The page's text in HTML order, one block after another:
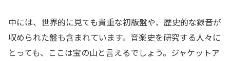
中には、世界的に見ても貴重な初版盤や、歴史的な録音が
収められた盤も含まれています。音楽史を研究する人々に
とっても、ここは宝の山と言えるでしょう。ジャケットア